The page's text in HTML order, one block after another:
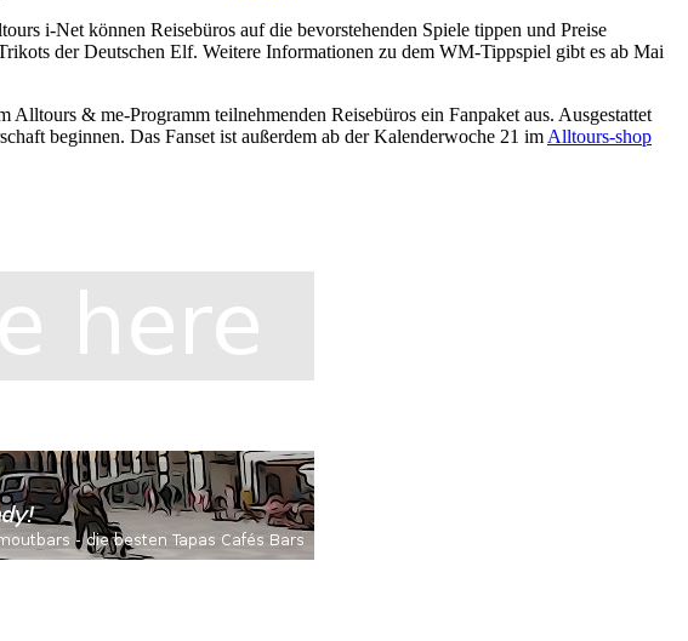
i-Net können Reisebüros auf die bevorstehenden Spiele tippen und Preise
der Deutschen Elf. Weitere Informationen zu dem WM-Tippspiel gibt es ab Mai
& me-Programm teilnehmenden Reisebüros ein Fanpaket aus. Ausgestattet
beginnen. Das Fanset ist außerdem ab der Kalenderwoche 21 im Alltours-shop